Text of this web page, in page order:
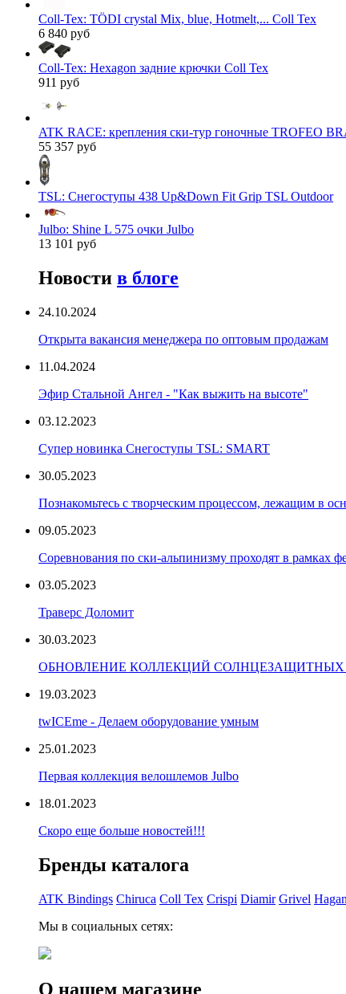
Coll-Tex: TÖDI crystal Mix, blue, Hotmelt,... Coll Tex
6 840 руб
Coll-Tex: Hexagon задние крючки Coll Tex
911 руб
ATK RACE: крепления ски-тур гоночные TROFEO
55 357 руб
TSL: Снегоступы 438 Up&Down Fit Grip TSL Outdoor
Julbo: Shine L 575 очки Julbo
13 101 руб
Новости в блоге
24.10.2024
Открыта вакансия менеджера по оптовым продажам
11.04.2024
Эфир Стальной Ангел - "Как выжить на высоте"
03.12.2023
Супер новинка Снегоступы TSL: SMART
30.05.2023
Познакомьтесь с творческим процессом, лежащим в
09.05.2023
Соревнования по ски-альпинизму проходят в рамках
03.05.2023
Траверс Доломит
30.03.2023
ОБНОВЛЕНИЕ КОЛЛЕКЦИЙ СОЛНЦЕЗАЩИТНЫХ
19.03.2023
twICEme - Делаем оборудование умным
25.01.2023
Первая коллекция велошлемов Julbo
18.01.2023
Скоро еще больше новостей!!!
Бренды каталога
ATK Bindings Chiruca Coll Tex Crispi Diamir Grivel Hagan
Мы в социальных сетях:
О нашем магазине